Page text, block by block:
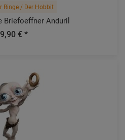
Ringe / Der Hobbit
Briefoeffner Anduril
€ *